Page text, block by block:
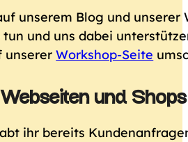
unserem Blog und
und uns dabei
unsererWorkshop-Seite
und
ihr bereits